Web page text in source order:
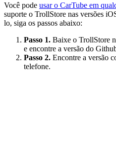
Você pode usar o CarTube em
suporte o TrollStore nas versões
lo, siga os passos abaixo:
Passo 1. Baixe o TrollStore
e encontre a versão do
Passo 2. Encontre a versão
telefone.